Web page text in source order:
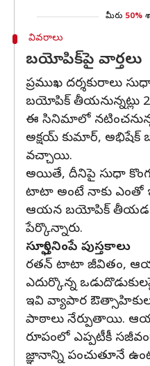
మీరు 50%
వివరాలు
బయోపిక్‌పై వార్తలు
ప్రముఖ దర్శకురాలు
బయోపిక్‌ తీయనున్నట్లు
ఈ సినిమాలో
అక్షయ్‌ కుమార్‌, అభిషేక్‌
వచ్చాయి.
అయితే, దీనిపై సుధా
టాటా అంటే నాకు ఎంతో
ఆయన బయోపిక్ తీయడం
పేర్కొన్నారు.
స్ఫూర్తినింపే పుస్తకాలు
రతన్‌ టాటా జీవితం,
ఎదుర్కొన్న
ఇవి వ్యాపార
పాఠాలు నేర్పుతాయి.
రూపంలో ఎప్పటీకీ
జ్ఞానాన్ని పంచుతూనే